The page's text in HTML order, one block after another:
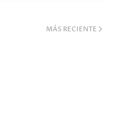
MÁS RECIENTE